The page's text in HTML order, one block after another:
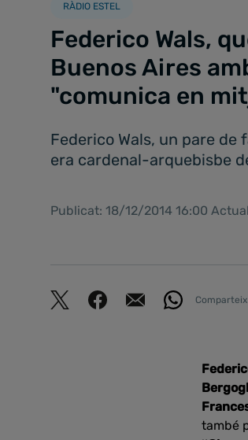
RÀDIO ESTEL
Federico Wals,
Buenos Aires
"comunica en
Federico Wals, un pare
era cardenal-arquebisbe
Publicat: 18/12/2014 16:00
Comparteix
també